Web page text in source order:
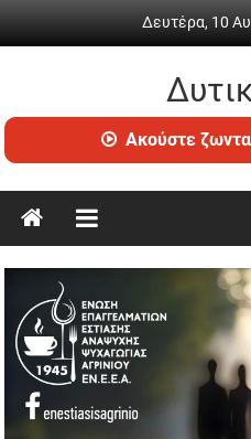
Δευτέρα, 10
Ραδιόφωνο
•
ενημέρωση
Ακούστε